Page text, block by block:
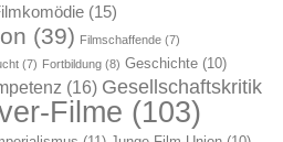
(15)
(39) Filmschaffende (7)
(7) Fortbildung (8) Geschichte (10)
(16) Gesellschaftskritik
Filme (103)